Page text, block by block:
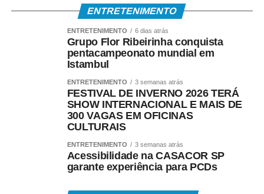
séria”, completou.
WhatsApp
Facebook
Twitter
Messenger
LinkedIn
Share
ENTRETENIMENTO
ENTRETENIMENTO 6 dias atrás
Grupo Flor Ribeirinha conquista
pentacampeonato mundial em
Istambul
ENTRETENIMENTO 3 semanas atrás
FESTIVAL DE INVERNO 2026 TERÁ
SHOW INTERNACIONAL E MAIS DE
300 VAGAS EM OFICINAS
CULTURAIS
ENTRETENIMENTO 3 semanas atrás
Acessibilidade na CASACOR SP
garante experiência para PCDs